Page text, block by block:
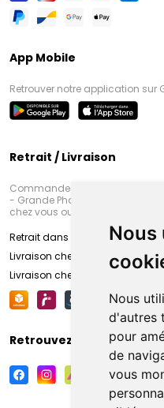
Nous
Nous
d'autres
pour
de
vous
App Mobile
Retrouver notre application sur
Retrait / Livraison
Commandez en ligne et venez
- Grande Pharmacie d’Amiens
chez vous ou en point retrait
Retrait dans la pharmacie
Livraison chez vous
Livraison chez votre commerçant
Retrouvez-nous sur vos